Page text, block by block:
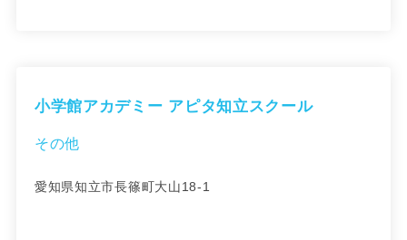
小学館アカデミー アピタ知立スクール
その他
愛知県知立市長篠町大山18-1